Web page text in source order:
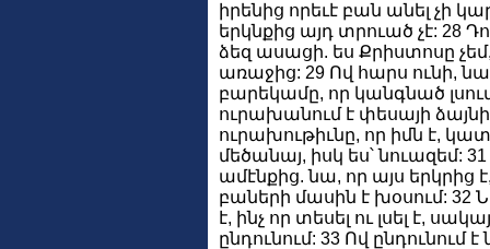
իրենից որեւէ բան անել չի
երկնքից այդ տրուած չէ: 28
ձեզ ասացի. ես Քրիստոսը
առաջից: 29 Ով հարս ունի,
բարեկամը, որ կանգնած
ուրախանում է փեսայի
ուրախութիւնը, որ իմն է,
մեծանայ, իսկ ես՝ նուազեմ:
ամէնքից. նա, որ այս երկրից
բաների մասին է խօսում: 32
է, ինչ որ տեսել ու լսել է,
ընդունում: 33 Ով